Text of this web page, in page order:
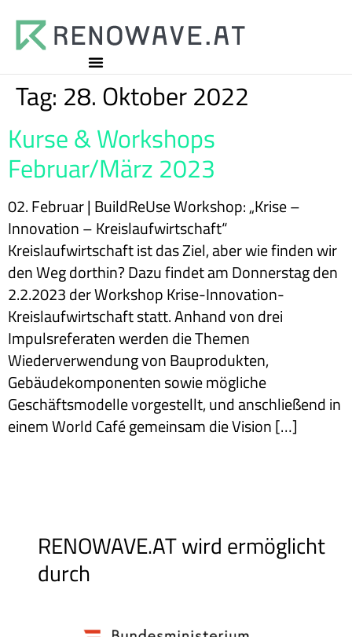
Tag: 28. Oktober 2022
Kurse & Workshops
Februar/März 2023
02. Februar | BuildReUse Workshop: „Krise –
Innovation – Kreislaufwirtschaft“
Kreislaufwirtschaft ist das Ziel, aber wie finden wir
den Weg dorthin? Dazu findet am Donnerstag den
2.2.2023 der Workshop Krise-Innovation-
Kreislaufwirtschaft statt. Anhand von drei
Impulsreferaten werden die Themen
Wiederverwendung von Bauprodukten,
Gebäudekomponenten sowie mögliche
Geschäftsmodelle vorgestellt, und anschließend in
einem World Café gemeinsam die Vision […]
RENOWAVE.AT wird ermöglicht
durch